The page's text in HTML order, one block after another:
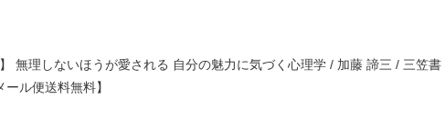
無理しないほうが愛される 自分の魅力に気づく心理学 / 加藤 諦三 / 三笠書
ル便送料無料】